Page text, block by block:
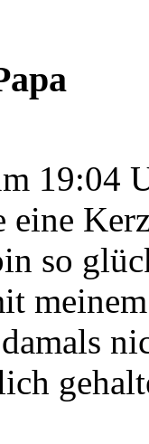
19:04
so